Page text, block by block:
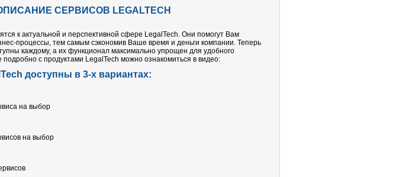
СЕРВИСОВ LEGALTECH
к актуальной и перспективной сфере LegalTech. Они помогут Вам
процессы, тем самым сэкономив Ваше время и деньги компании. Теперь
каждому, а их функционал максимально упрощен для удобного
подробно с продуктами LegalTech можно ознакомиться в видео:
доступны в 3-х вариантах:
на выбор
на выбор